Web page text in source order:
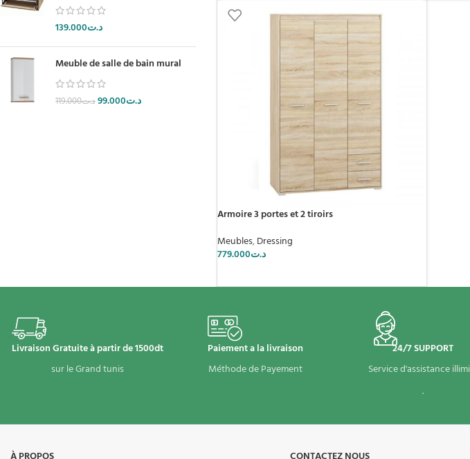
د.ت139.000
Meuble de salle de bain mural
د.ت119.000 د.ت99.000
Armoire 3 portes et 2 tiroirs
Meubles,Dressing
د.ت779.000
Livraison Gratuite à partir de 1500dt
sur le Grand tunis
Paiement a la livraison
Méthode de Payement
24/7 SUPPORT
Service d'assistance
.